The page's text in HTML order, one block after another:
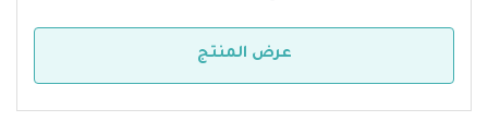
عرض المنتج